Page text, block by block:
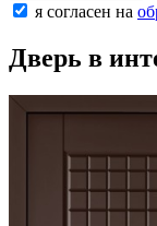
я согласен на
Дверь в